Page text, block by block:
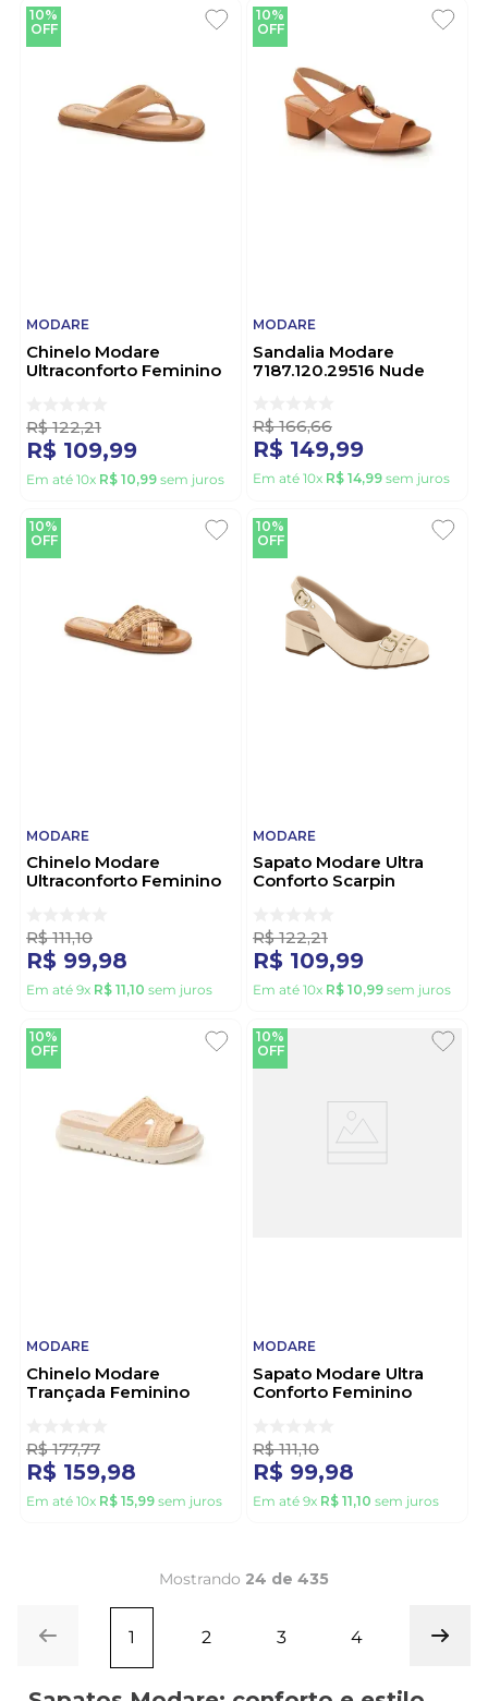
10%
OFF
MODARE
Chinelo Modare
Ultraconforto Feminino
R$ 122,21
R$ 109,99
Em até 10x R$ 10,99 sem juros
10%
OFF
MODARE
Sandalia Modare
7187.120.29516 Nude
R$ 166,66
R$ 149,99
Em até 10x R$ 14,99 sem juros
10%
OFF
MODARE
Chinelo Modare
Ultraconforto Feminino
R$ 111,10
R$ 99,98
Em até 9x R$ 11,10 sem juros
10%
OFF
MODARE
Sapato Modare Ultra
Conforto Scarpin
White
R$ 122,21
R$ 109,99
Em até 10x R$ 10,99 sem juros
10%
OFF
MODARE
Chinelo Modare
Trançada Feminino
R$ 177,77
R$ 159,98
Em até 10x R$ 15,99 sem juros
10%
OFF
MODARE
Sapato Modare Ultra
Conforto Feminino
R$ 111,10
R$ 99,98
Em até 9x R$ 11,10 sem juros
Mostrando 24 de 435
1 2 3 4